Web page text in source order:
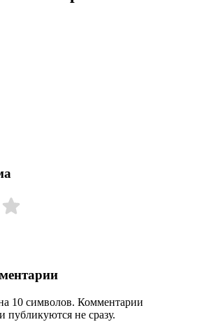
10 символов. Комментарии
публикуются не сразу.